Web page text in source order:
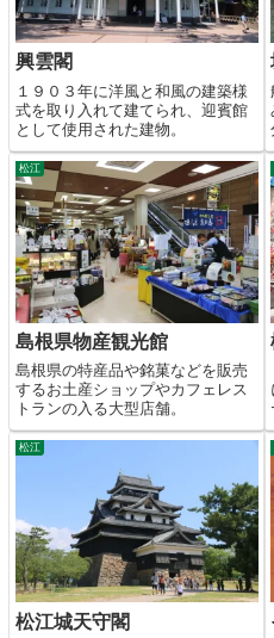
興雲閣
１９０３年に洋風と和風の建築様
式を取り入れて建てられ、迎賓館
として使用された建物。
松江
島根県物産観光館
島根県の特産品や銘菓などを販売
するお土産ショップやカフェレス
トランの入る大型店舗。
松江
松江城天守閣